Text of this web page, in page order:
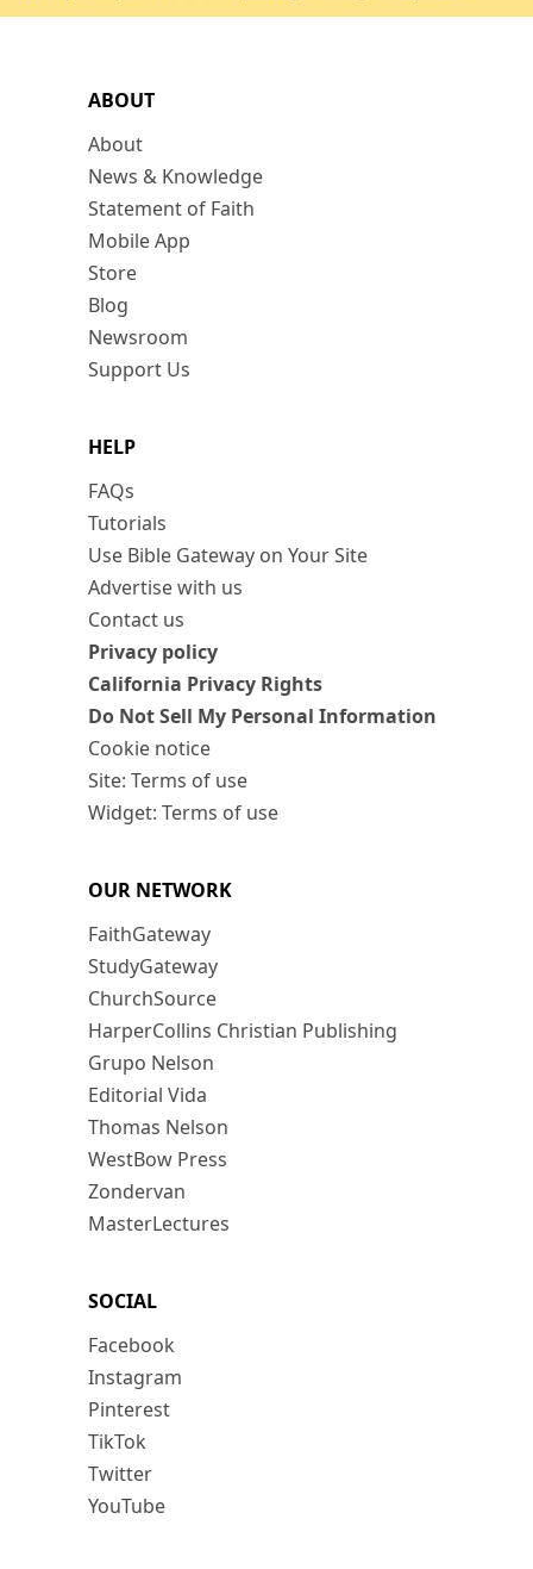
ABOUT
About
News & Knowledge
Statement of Faith
Mobile App
Store
Blog
Newsroom
Support Us
HELP
FAQs
Tutorials
Use Bible Gateway on Your Site
Advertise with us
Contact us
Privacy policy
California Privacy Rights
Do Not Sell My Personal Information
Cookie notice
Site: Terms of use
Widget: Terms of use
OUR NETWORK
FaithGateway
StudyGateway
ChurchSource
HarperCollins Christian Publishing
Grupo Nelson
Editorial Vida
Thomas Nelson
WestBow Press
Zondervan
MasterLectures
SOCIAL
Facebook
Instagram
Pinterest
TikTok
Twitter
YouTube